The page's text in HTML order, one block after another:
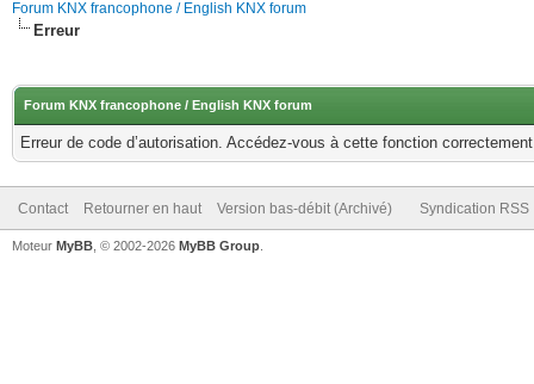
Forum KNX francophone / English KNX forum
Erreur
Forum KNX francophone / English KNX forum
Erreur de code d’autorisation. Accédez-vous à cette fonction
Contact Retourner en haut Version bas-débit (Archivé) Syndication RSS
Moteur MyBB , © 2002-2026 MyBB Group